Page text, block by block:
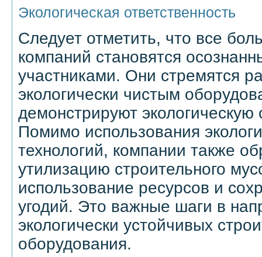
Экологическая ответственность
Следует отметить, что все
компаний становятся
участниками. Они стремятся
экологически чистым
демонстрируют экологическую
Помимо использования
технологий, компании также
утилизацию строительного
использование ресурсов и
угодий. Это важные шаги в
экологически устойчивых
оборудования.